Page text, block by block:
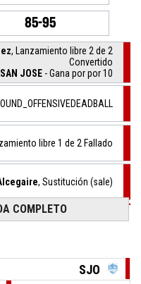
85-95
, Lanzamiento libre 2 de 2
Convertido
JOSE - Gana por por 10
libre 1 de 2 Fallado
, Sustitución (sale)
, Sustitución (ingresa)
Martinez, Falta recibida
COMPLETO
SJO